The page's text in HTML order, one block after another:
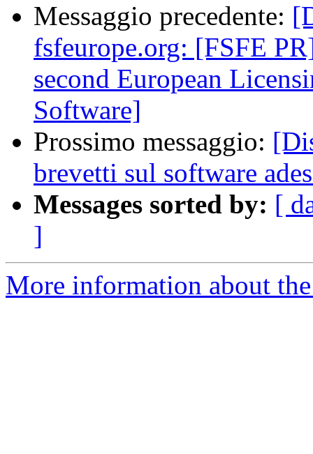
Messaggio precedente:
fsfeurope.org: [FSFE
second European
Software]
Prossimo messaggio:
brevetti sul software
Messages sorted by: [
]
More information about